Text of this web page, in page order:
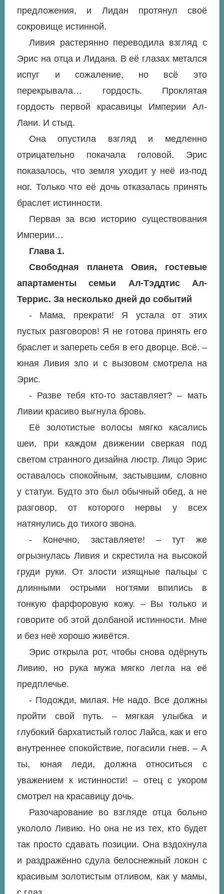
предложения, и Лидан протянул своё
сокровище истинной.
Ливия растерянно переводила взгляд с
Эрис на отца и Лидана. В её глазах метался
испуг и сожаление, но всё это
перекрывала… гордость. Проклятая
гордость первой красавицы Империи Ал-
Лани. И стыд.
Она опустила взгляд и медленно
отрицательно покачала головой. Эрис
показалось, что земля уходит у неё из-под
ног. Только что её дочь отказалась принять
браслет истинности.
Первая за всю историю существования
Империи…
Глава 1.
Свободная планета Овия, гостевые
апартаменты семьи Ал-Тэддтис Ал-
Террис. За несколько дней до событий
- Мама, прекрати! Я устала от этих
пустых разговоров! Я не готова принять его
браслет и запереть себя в его дворце. Всё. –
юная Ливия зло и с вызовом смотрела на
Эрис.
- Разве тебя кто-то заставляет? – мать
Ливии красиво выгнула бровь.
Её золотистые волосы мягко касались
шеи, при каждом движении сверкая под
светом странного дизайна люстр. Лицо Эрис
оставалось спокойным, застывшим, словно
у статуи. Будто это был обычный обед, а не
разговор, от которого нервы у всех
натянулись до тихого звона.
- Конечно, заставляете! – тут же
огрызнулась Ливия и скрестила на высокой
груди руки. От злости изящные пальцы с
длинными острыми ногтями впились в
тонкую фарфоровую кожу. – Вы только и
говорите об этой долбаной истинности. Мне
и без неё хорошо живётся.
Эрис открыла рот, чтобы снова одёрнуть
Ливию, но рука мужа мягко легла на её
предплечье.
- Подожди, милая. Не надо. Все должны
пройти свой путь. – мягкая улыбка и
глубокий бархатистый голос Лайса, как и его
внутреннее спокойствие, погасили гнев. – А
ты, юная леди, должна относиться с
уважением к истинности! – отец с укором
смотрел на красавицу дочь.
Разочарование во взгляде отца больно
укололо Ливию. Но она не из тех, кто будет
так просто сдавать позиции. Она вздохнула
и раздражённо сдула белоснежный локон с
красивым золотистым отливом, как у мамы,